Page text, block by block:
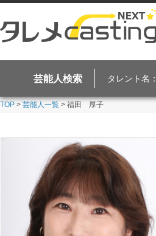
芸能人検索 タレント名：
TOP > 芸能人一覧 > 福田 厚子